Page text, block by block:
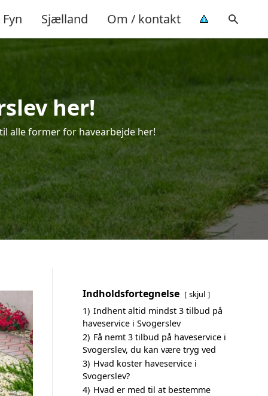
Fyn Sjælland Om / kontakt
her!
alle former for havearbejde her!
Indholdsfortegnelse skjul
1) Indhent altid mindst 3 tilbud på
haveservice i Svogerslev
2) Få nemt 3 tilbud på haveservice i
Svogerslev, du kan være tryg ved
3) Hvad koster haveservice i
Svogerslev?
4) Hvad er med til at bestemme